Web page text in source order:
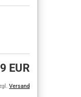
EUR
Versand